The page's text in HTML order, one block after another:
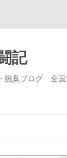
記
臭ブログ 全